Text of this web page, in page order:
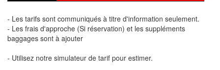
- Les tarifs sont communiqués à titre d'information seulement.
- Les frais d'approche (Si réservation) et les suppléments
baggages sont à ajouter
- Utilisez notre simulateur de tarif pour estimer.